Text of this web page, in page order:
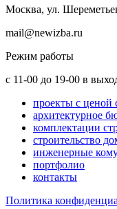
Москва, ул.
mail@newizba.ru
Режим работы
с 11-00 до 19-00 в
проекты с ценой
архитектурное
комплектации
строительство
инженерные
портфолио
контакты
Политика